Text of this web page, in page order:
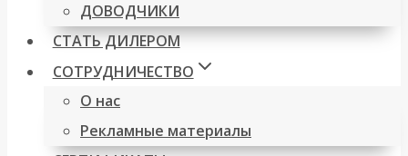
ДОВОДЧИКИ
СТАТЬ ДИЛЕРОМ
СОТРУДНИЧЕСТВО
О нас
Рекламные материалы